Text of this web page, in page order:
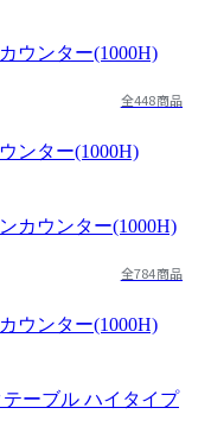
全448商品
ンター(1000H)
全784商品
ウンター(1000H)